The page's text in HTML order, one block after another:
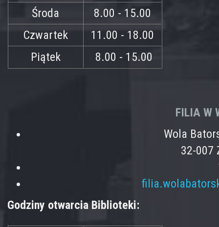
Środa
8.00 - 15.00
Czwartek
11.00 - 18.00
Piątek
8.00 - 15.00
FILIA W
Wola
32-007
Godziny otwarcia Biblioteki: